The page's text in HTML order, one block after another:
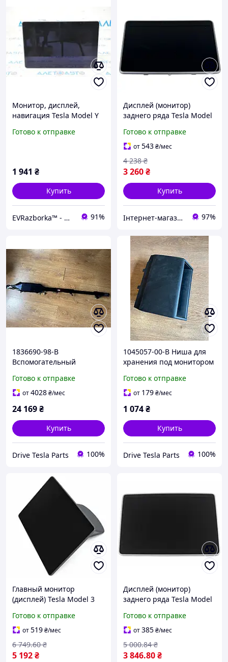
Монитор, дисплей,
навигация Tesla Model Y
Готово к отправке
1 941 ₴
Купить
EVRazborka™ - Новые и Б/У запчасти на электромобили 91%
Дисплей (монитор)
заднего ряда Tesla Model
00-С) (оригинал, б/у)
Готово к отправке
от543₴/мес
3 260₴
4 238 ₴
Купить
Інтернет-магазин "NicePrice" 97%
1836690-98-B
Вспомогательный
X
Готово к отправке
от4028₴/мес
24 169₴
Купить
Drive Tesla Parts 100%
1045057-00-B Ниша для
хранения под монитором
Готово к отправке
от 179₴/мес
1 074₴
Купить
Drive Tesla Parts 100%
Главный монитор
(дисплей) Tesla Model 3
20-B) (оригинал, б/у)
Готово к отправке
от519₴/мес
5 192₴
6 749.60 ₴
Дисплей (монитор)
заднего ряда Tesla Model
(1875931-00-С) (оригинал,
б/в)
Готово к отправке
от385₴/мес
3 846.80₴
5 000.84 ₴